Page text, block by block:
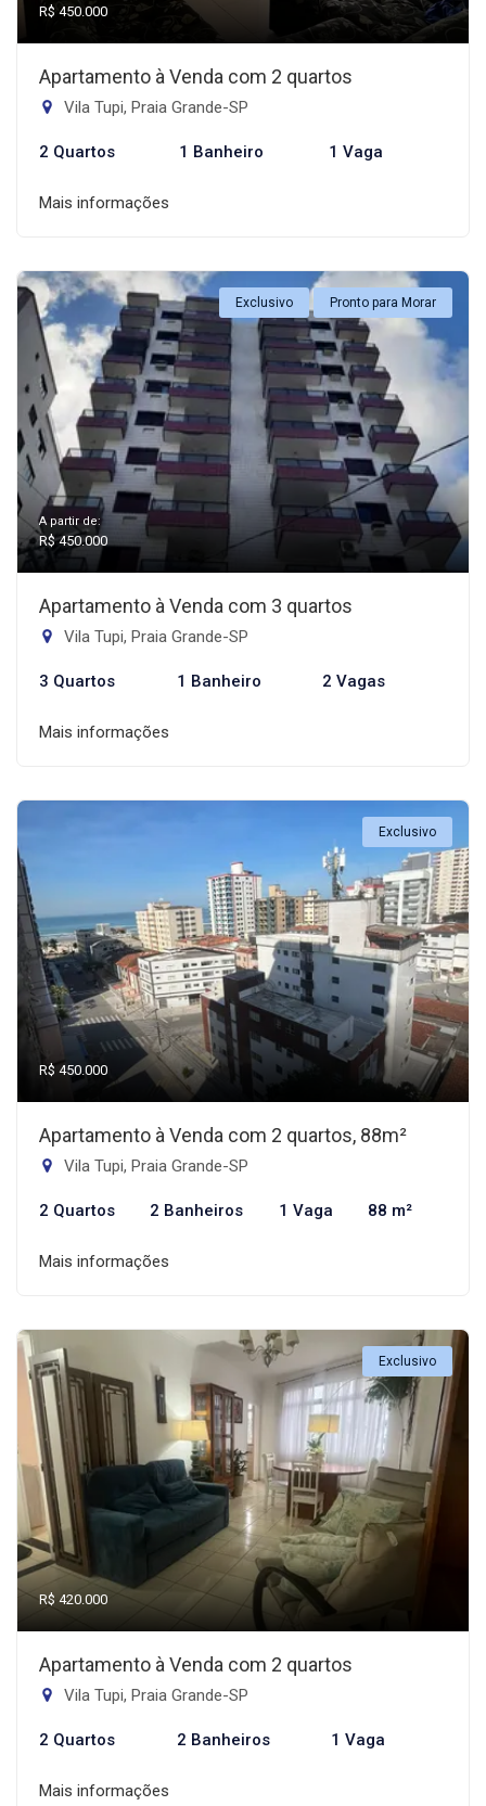
R$ 450.000
Apartamento à Venda com 2 quartos
Vila Tupi, Praia Grande-SP
2 Quartos 1 Banheiro 1 Vaga
Mais informações
Exclusivo Pronto para Morar
A partir de:
R$ 450.000
Apartamento à Venda com 3 quartos
Vila Tupi, Praia Grande-SP
3 Quartos 1 Banheiro 2 Vagas
Mais informações
Exclusivo
R$ 450.000
Apartamento à Venda com 2 quartos, 88m²
Vila Tupi, Praia Grande-SP
2 Quartos 2 Banheiros 1 Vaga 88 m²
Mais informações
Exclusivo
R$ 420.000
Apartamento à Venda com 2 quartos
Vila Tupi, Praia Grande-SP
2 Quartos 2 Banheiros 1 Vaga
Mais informações